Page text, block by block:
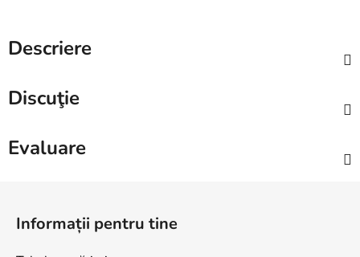
Descriere
Discuţie
Evaluare
Informații pentru tine